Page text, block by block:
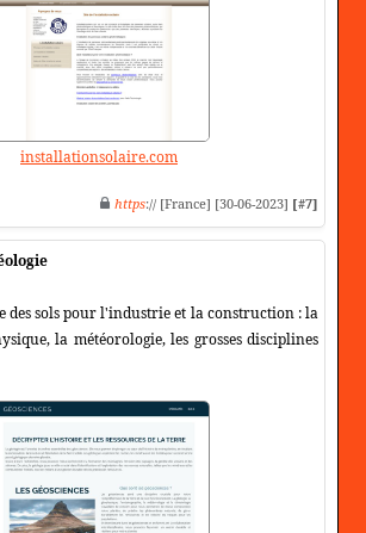
installationsolaire.com
https:// [France] [30-06-2023] [#7]
des sols pour l'industrie et la construction : la
la météorologie, les grosses disciplines